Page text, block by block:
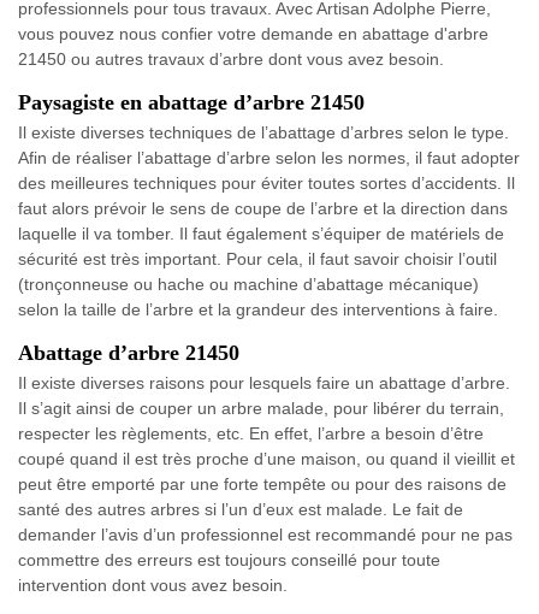
professionnels pour tous travaux. Avec Artisan Adolphe Pierre,
vous pouvez nous confier votre demande en abattage d'arbre
21450 ou autres travaux d’arbre dont vous avez besoin.
Paysagiste en abattage d’arbre 21450
Il existe diverses techniques de l’abattage d’arbres selon le type.
Afin de réaliser l’abattage d’arbre selon les normes, il faut adopter
des meilleures techniques pour éviter toutes sortes d’accidents. Il
faut alors prévoir le sens de coupe de l’arbre et la direction dans
laquelle il va tomber. Il faut également s’équiper de matériels de
sécurité est très important. Pour cela, il faut savoir choisir l’outil
(tronçonneuse ou hache ou machine d’abattage mécanique)
selon la taille de l’arbre et la grandeur des interventions à faire.
Abattage d’arbre 21450
Il existe diverses raisons pour lesquels faire un abattage d’arbre.
Il s’agit ainsi de couper un arbre malade, pour libérer du terrain,
respecter les règlements, etc. En effet, l’arbre a besoin d’être
coupé quand il est très proche d’une maison, ou quand il vieillit et
peut être emporté par une forte tempête ou pour des raisons de
santé des autres arbres si l’un d’eux est malade. Le fait de
demander l’avis d’un professionnel est recommandé pour ne pas
commettre des erreurs est toujours conseillé pour toute
intervention dont vous avez besoin.